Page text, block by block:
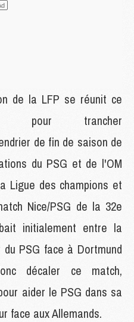
de la LFP se réunit ce
pour trancher
de fin de saison de
du PSG et de l'OM
Ligue des champions et
Nice/PSG de la 32e
initialement entre la
PSG face à Dortmund
décaler ce match,
aider le PSG dans sa
face aux Allemands.